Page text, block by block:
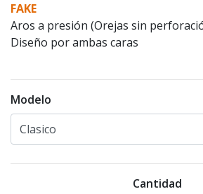
FAKE
Aros a presión (Orejas sin
Diseño por ambas caras
Modelo
Cantidad